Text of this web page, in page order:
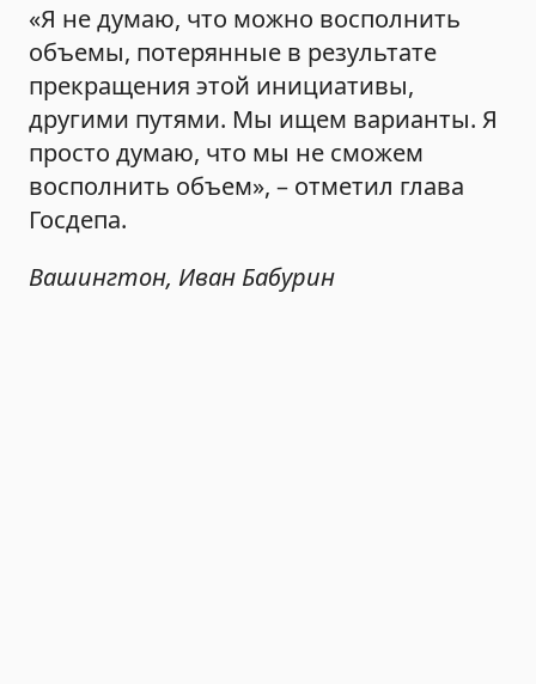
«Я не думаю, что можно восполнить
объемы, потерянные в результате
прекращения этой инициативы,
другими путями. Мы ищем варианты. Я
просто думаю, что мы не сможем
восполнить объем», – отметил глава
Госдепа.
Вашингтон, Иван Бабурин